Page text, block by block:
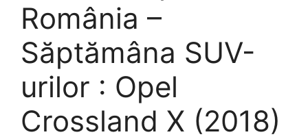
România –
Săptămâna SUV-
urilor : Opel
Crossland X (2018)